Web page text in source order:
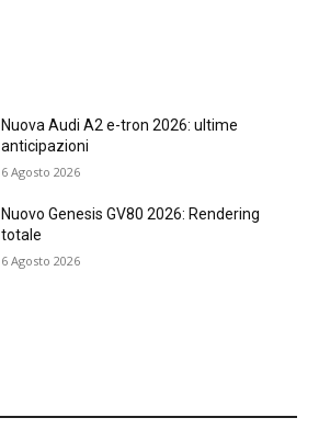
Nuova Audi A2 e-tron 2026: ultime
anticipazioni
6 Agosto 2026
Nuovo Genesis GV80 2026: Rendering
totale
6 Agosto 2026